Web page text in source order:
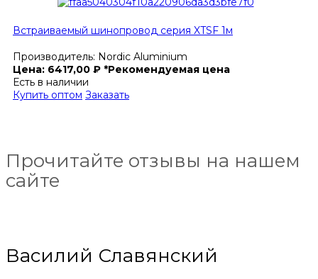
Встраиваемый шинопровод серия XTSF 1м
Производитель: Nordic Aluminium
Цена: 6417,00 ₽ *Рекомендуемая цена
Есть в наличии
Купить оптом Заказать
Прочитайте отзывы на нашем
сайте
Василий Славянский